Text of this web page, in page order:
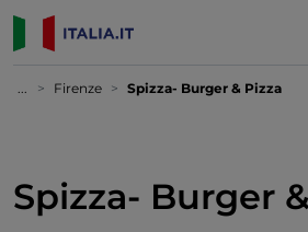
... Firenze Spizza- Burger & Pizza
Spizza- Burger